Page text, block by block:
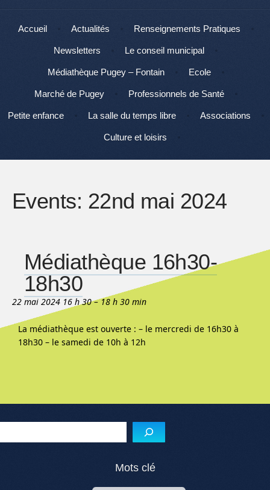
Menu
Aller au contenu
Accueil Actualités Renseignements Pratiques
Newsletters Le conseil municipal
Médiathèque Pugey – Fontain Ecole
Marché de Pugey Professionnels de Santé
Petite enfance La salle du temps libre Associations
Culture et loisirs
Events: 22nd mai 2024
Médiathèque 16h30-
18h30
22 mai 2024 16 h 30–18 h 30 min
La médiathèque est ouverte : – le mercredi de 16h30 à
18h30 – le samedi de 10h à 12h
Mots clé